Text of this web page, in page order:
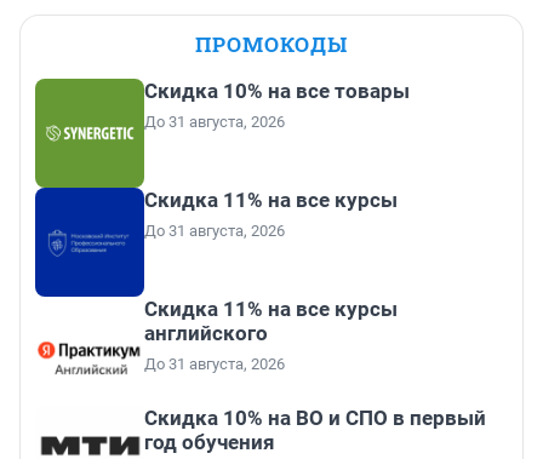
ПРОМОКОДЫ
Скидка 10% на все товары
До 31 августа, 2026
Скидка 11% на все курсы
До 31 августа, 2026
Скидка 11% на все курсы
английского
До 31 августа, 2026
Скидка 10% на ВО и СПО в первый
год обучения